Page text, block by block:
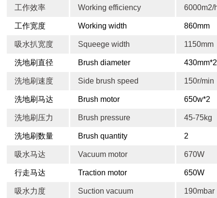
工作效率 Working efficiency 6000m2/
工作宽度 Working width 860mm
吸水扒宽度 Squeege width 1150mm
洗地刷直径 Brush diameter 430mm*2
洗地刷速度 Side brush speed 150r/min
洗地刷马达 Brush motor 650w*2
洗地刷压力 Brush pressure 45-75kg
洗地刷数量 Brush quantity 2
吸水马达 Vacuum motor 670W
行走马达 Traction motor 650W
吸水力度 Suction vacuum 190mbar